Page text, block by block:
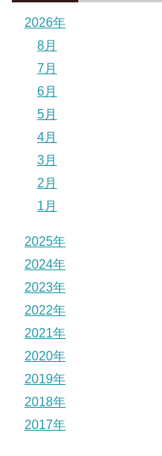
2026年
8月
7月
6月
5月
4月
3月
2月
1月
2025年
2024年
2023年
2022年
2021年
2020年
2019年
2018年
2017年